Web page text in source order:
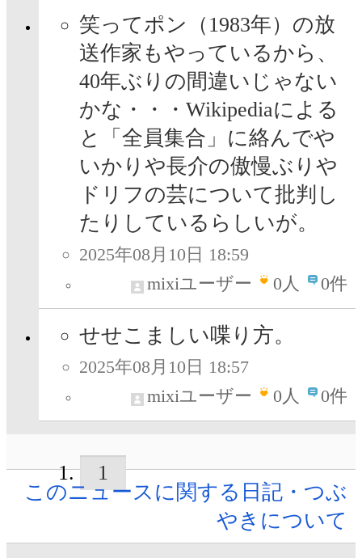
笑ってポン（1983年）の放
送作家もやっているから、
40年ぶりの間違いじゃない
かな・・・Wikipediaによる
と「全員集合」に絡んでや
いかりや長介の傲慢ぶりや
ドリフの芸について批判し
たりしているらしいが。
2025年08月10日 18:59
mixiユーザー
0人 0件
せせこましい喋り方。
2025年08月10日 18:57
mixiユーザー
0人 0件
1
このニュースに関する日記・つぶ
やきについて